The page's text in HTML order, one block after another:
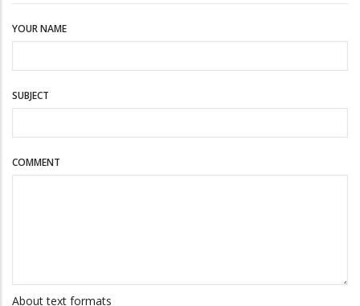
YOUR NAME
SUBJECT
COMMENT
About text formats